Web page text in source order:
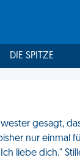
DIE SPITZE
gesagt,
nur einmal
liebe dich."